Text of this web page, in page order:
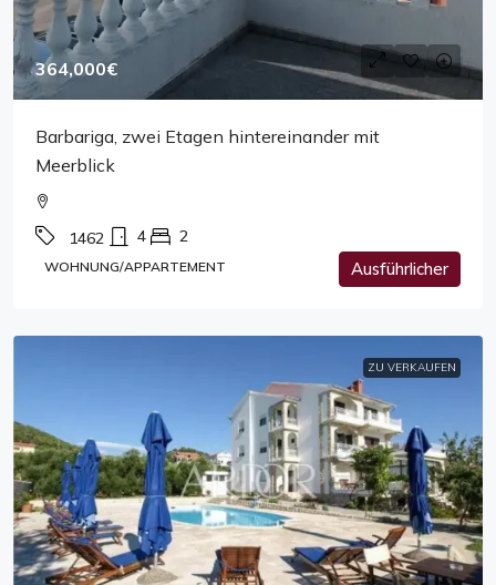
364,000€
Barbariga, zwei Etagen hintereinander mit
Meerblick
1462 4 2
WOHNUNG/APPARTEMENT Ausführlicher
ZU VERKAUFEN